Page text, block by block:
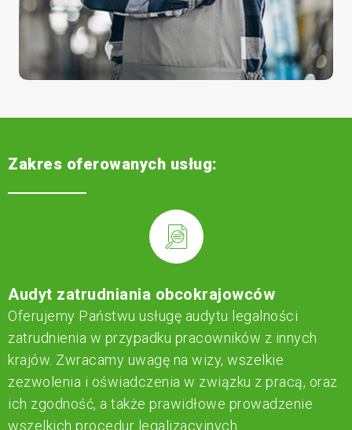
Zakres oferowanych usług:
Audyt zatrudniania obcokrajowców
Oferujemy Państwu usługę audytu legalności
zatrudnienia w przypadku pracowników z innych
krajów. Zwracamy uwagę na wizy, wszelkie
zezwolenia i oświadczenia w związku z pracą, oraz
ich zgodność, a także prawidłowe prowadzenie
wszelkich procedur legalizacyjnych.